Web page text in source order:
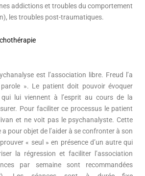
addictions et troubles du comportement
les troubles post-traumatiques.
est l’association libre. Freud l’a
». Le patient doit pouvoir évoquer
lui viennent à l’esprit au cours de la
Pour faciliter ce processus le patient
et ne voit pas le psychanalyste. Cette
pour objet de l’aider à se confronter à son
« seul » en présence d’un autre qui
la régression et faciliter l’association
par semaine sont recommandées